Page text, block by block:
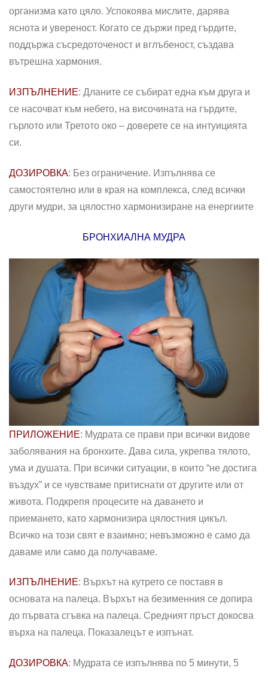
организма като цяло. Успокоява мислите, дарява
яснота и увереност. Когато се държи пред гърдите,
поддържа съсредоточеност и вглъбеност, създава
вътрешна хармония.
ИЗПЪЛНЕНИЕ: Дланите се събират една към друга и
се насочват към небето, на височината на гърдите,
гърлото или Третото око – доверете се на интуицията
си.
ДОЗИРОВКА: Без ограничение. Изпълнява се
самостоятелно или в края на комплекса, след всички
други мудри, за цялостно хармонизиране на енергиите
БРОНХИАЛНА МУДРА
ПРИЛОЖЕНИЕ: Мудрата се прави при всички видове
заболявания на бронхите. Дава сила, укрепва тялото,
ума и душата. При всички ситуации, в които “не достига
въздух” и се чувстваме притиснати от другите или от
живота. Подкрепя процесите на даването и
приемането, като хармонизира цялостния цикъл.
Всичко на този свят е взаимно; невъзможно е само да
даваме или само да получаваме.
ИЗПЪЛНЕНИЕ: Върхът на кутрето се поставя в
основата на палеца. Върхът на безименния се допира
до първата сгъвка на палеца. Средният пръст докосва
върха на палеца. Показалецът е изпънат.
ДОЗИРОВКА: Мудрата се изпълнява по 5 минути, 5